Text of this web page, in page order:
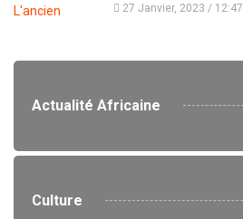
27 Janvier, 2023 / 12:47
Actualité Africaine
Culture